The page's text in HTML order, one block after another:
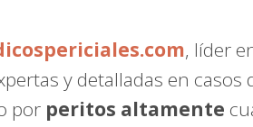
, líder
y detalladas en casos
por peritos altamente